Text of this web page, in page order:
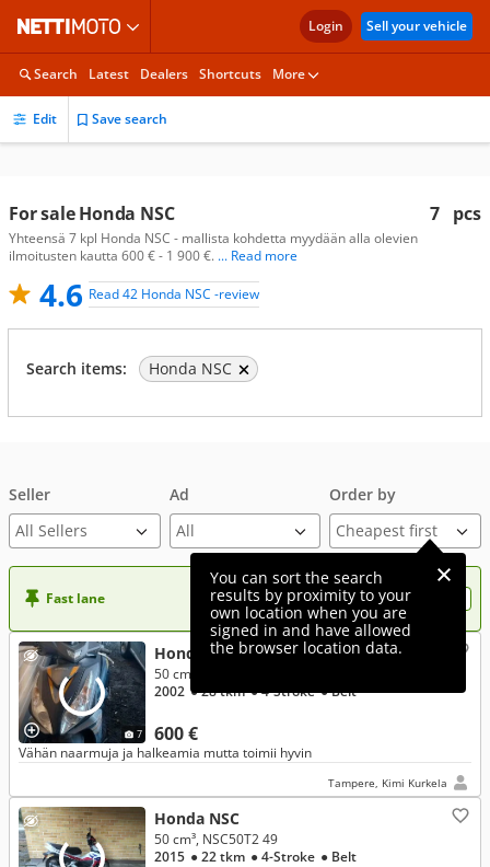
Login Sell your vehicle
Search Latest Dealers Shortcuts More
Edit Save search
7 pcs
For sale Honda NSC
Yhteensä 7 kpl Honda NSC - mallista kohdetta myydään alla olevien
ilmoitusten kautta 600 € - 1 900 €. ... Read more
4.6 Read 42 Honda NSC -review
Search items: Honda NSC
Seller
All Sellers
Ad Order by
You can sort the search
results by proximity to your
own location when you are
signed in and have allowed
the browser location data.
Fast lane Want more visibility to your ad?
7
Honda NSC
600 €
50 cm³
2002 ● 28 tkm● 4-Stroke● Belt
Vähän naarmuja ja halkeamia mutta toimii hyvin
Tampere, Kimi Kurkela
Honda NSC
50 cm³, NSC50T2 49
2015 ● 22 tkm ● 4-Stroke ● Belt